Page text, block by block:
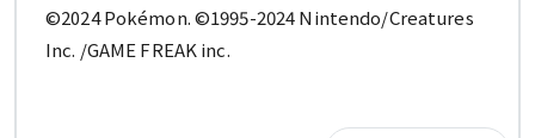
©2024 Pokémon. ©1995-2024 Nintendo/Creatures
Inc. /GAME FREAK inc.